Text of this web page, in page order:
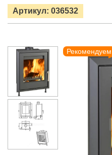
Артикул: 036532
Рекомендуем